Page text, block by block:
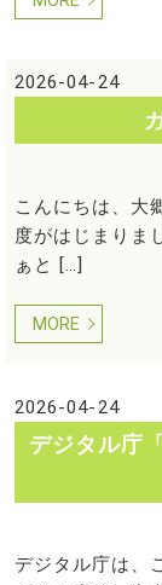
2026-04-24
こんにちは、大
度がはじまりま
ぁと […]
MORE
2026-04-24
デジタル庁
デジタル庁は、